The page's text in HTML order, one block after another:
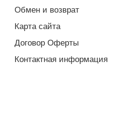
Обмен и возврат
Карта сайта
Договор Оферты
Контактная информация